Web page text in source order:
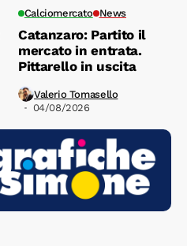
Calciomercato News
Catanzaro: Partito il
mercato in entrata.
Pittarello in uscita
Valerio Tomasello
04/08/2026